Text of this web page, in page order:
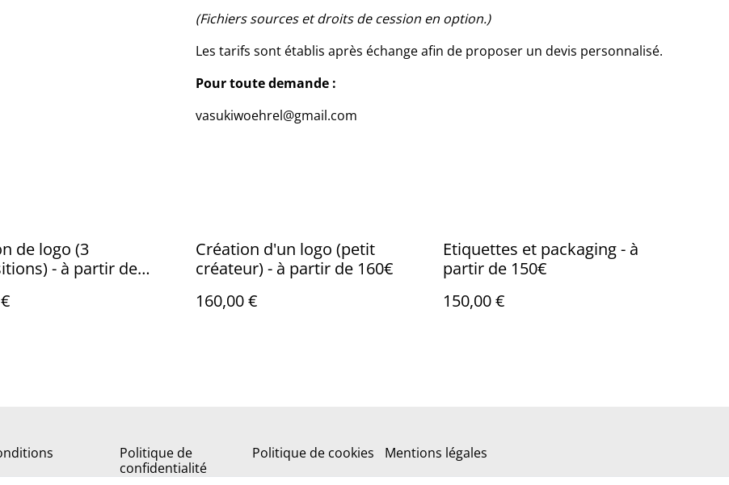
(Fichiers sources et droits de cession en option.)
Les tarifs sont établis après échange afin de proposer un devis personnalisé.
Pour toute demande :
vasukiwoehrel@gmail.com
de logo (3
- à partir de
Création d'un logo (petit
créateur) - à partir de 160€
160,00 €
Etiquettes et packaging - à
partir de 150€
150,00 €
Politique de
confidentialité
Politique de cookies Mentions légales